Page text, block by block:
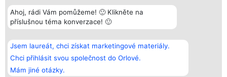
Ahoj, rádi Vám pomůžeme! 🙂 Klikněte na
příslušnou téma konverzace! 🙂
Jsem laureát, chci získat marketingové materiály.
Chci přihlásit svou společnost do Orlové.
Mám jiné otázky.
Bright Side Solutions sp. z o.
o. sp. k.
ul. Ruska 22
Wrocław 50-079
KRS 0000749100 | Regon
Vítězové
Seznam všech
laureátů
Zásady
Kontakt